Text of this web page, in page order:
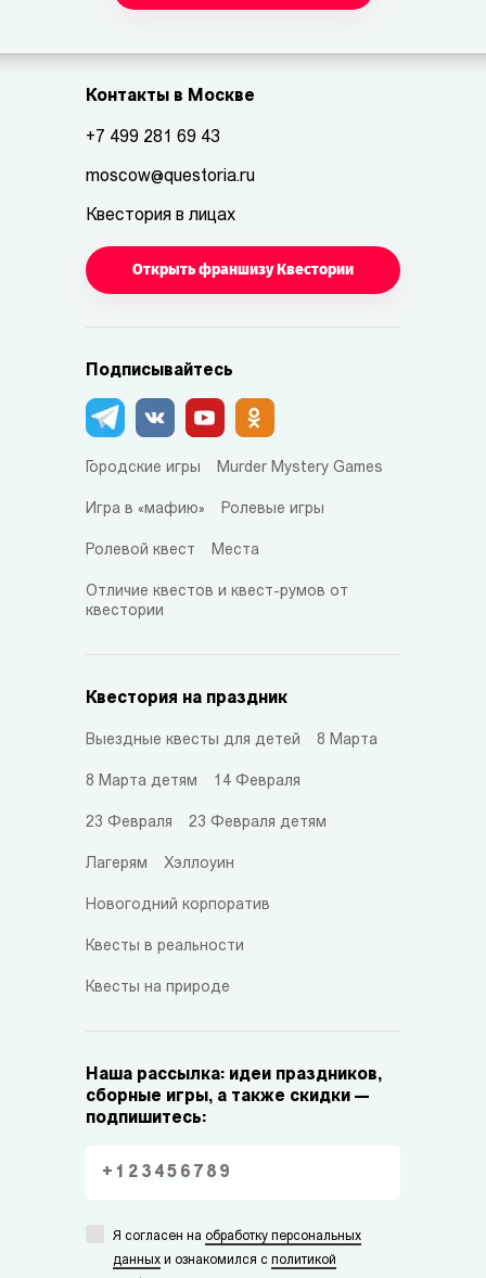
Контакты в Москве
+7 499 281 69 43
moscow@questoria.ru
Квестория в лицах
Открыть франшизу Квестории
Подписывайтесь
Городские игры Murder Mystery Games
Игра в «мафию» Ролевые игры
Ролевой квест Места
Отличие квестов и квест-румов от
квестории
Квестория на праздник
Выездные квесты для детей 8 Марта
8 Марта детям 14 Февраля
23 Февраля 23 Февраля детям
Лагерям Хэллоуин
Новогодний корпоратив
Квесты в реальности
Квесты на природе
Наша рассылка: идеи праздников,
сборные игры, а также скидки —
подпишитесь:
Я согласен на обработку персональных
данных и ознакомился с политикой